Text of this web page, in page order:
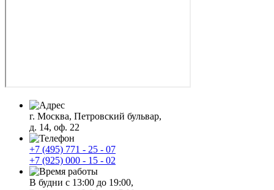
г. Москва, Петровский бульвар,
д. 14, оф. 22
+7 (495) 771 - 25 - 07
+7 (925) 000 - 15 - 02
В будни с 13:00 до 19:00,